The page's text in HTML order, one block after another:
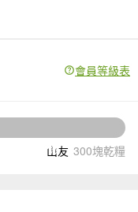
會員等級表
塊乾糧升級
山友 300塊乾糧